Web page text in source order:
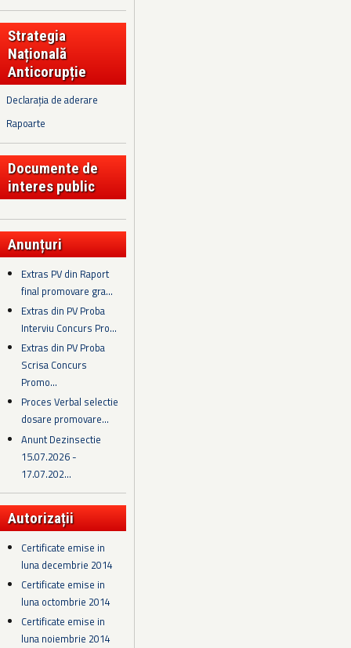
Strategia
Națională
Anticorupție
Declarația de aderare
Rapoarte
Documente de
interes public
Anunțuri
Extras PV din Raport
final promovare gra...
Extras din PV Proba
Interviu Concurs Pro...
Extras din PV Proba
Scrisa Concurs
Promo...
Proces Verbal selectie
dosare promovare...
Anunt Dezinsectie
15.07.2026 -
17.07.202...
Autorizații
Certificate emise in
luna decembrie 2014
Certificate emise in
luna octombrie 2014
Certificate emise in
luna noiembrie 2014